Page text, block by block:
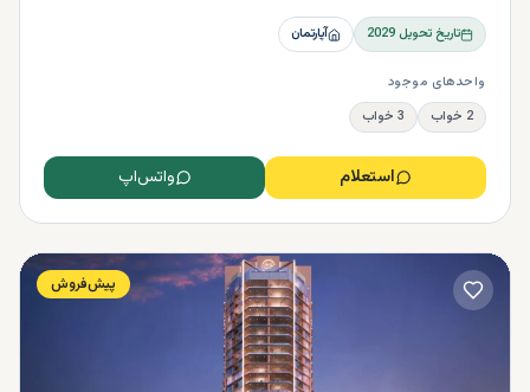
تاریخ تحویل2029 آپارتمان
واحدهای موجود
2 خواب
3 خواب
استعلام واتس‌اپ
پیش‌فروش